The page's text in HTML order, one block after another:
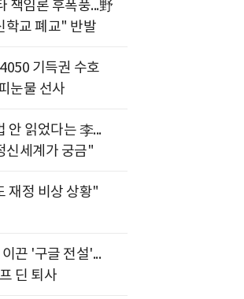
책임론 후폭풍...野
학교 폐교" 반발
기득권 수호
눈물 선사
안 읽었다는 李...
신세계가 궁금"
재정 비상 상황"
끈 '구글 전설'...
딘 퇴사